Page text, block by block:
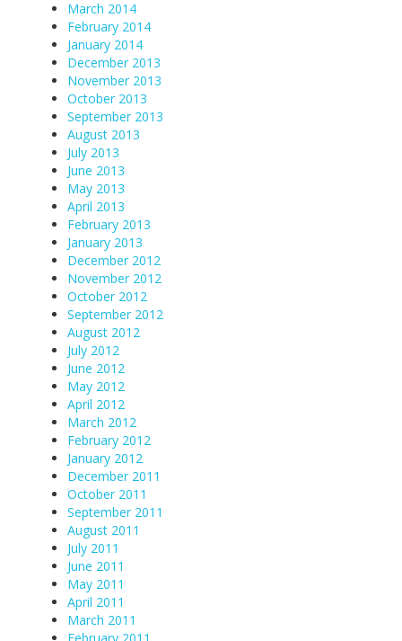
March 2014
February 2014
January 2014
December 2013
November 2013
October 2013
September 2013
August 2013
July 2013
June 2013
May 2013
April 2013
February 2013
January 2013
December 2012
November 2012
October 2012
September 2012
August 2012
July 2012
June 2012
May 2012
April 2012
March 2012
February 2012
January 2012
December 2011
October 2011
September 2011
August 2011
July 2011
June 2011
May 2011
April 2011
March 2011